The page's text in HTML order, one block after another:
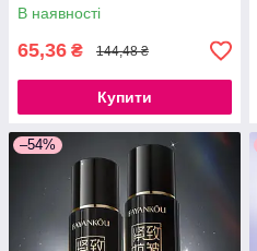
В наявності
65,36 ₴ 144,48 ₴
Купити
–54%